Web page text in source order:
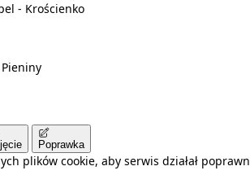
- Krościenko
Poprawka
plików cookie, aby serwis działał